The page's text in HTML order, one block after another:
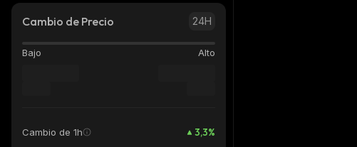
Cambio de Precio 24H
Bajo Alto
Cambio de 1h 3,3%